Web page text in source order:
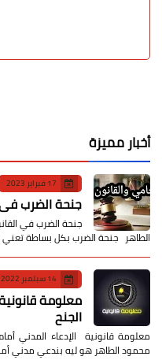
أخبار مميزة
17 فبراير 2023
جنحة الضرب
جنحة الضرب في
الطاهر جنحة الضرب بكل بساطة
14 سبتمبر 2022
معلومة
الجنح
معلومة قانونية الإدعاء المدني
محمود الطاهر هو ليه بندعي مدني